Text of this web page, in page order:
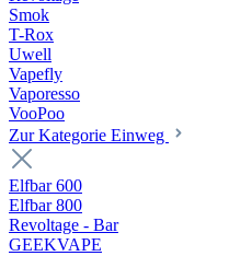
Smok
T-Rox
Uwell
Vapefly
Vaporesso
VooPoo
Zur Kategorie Einweg
Elfbar 600
Elfbar 800
Revoltage - Bar
GEEKVAPE